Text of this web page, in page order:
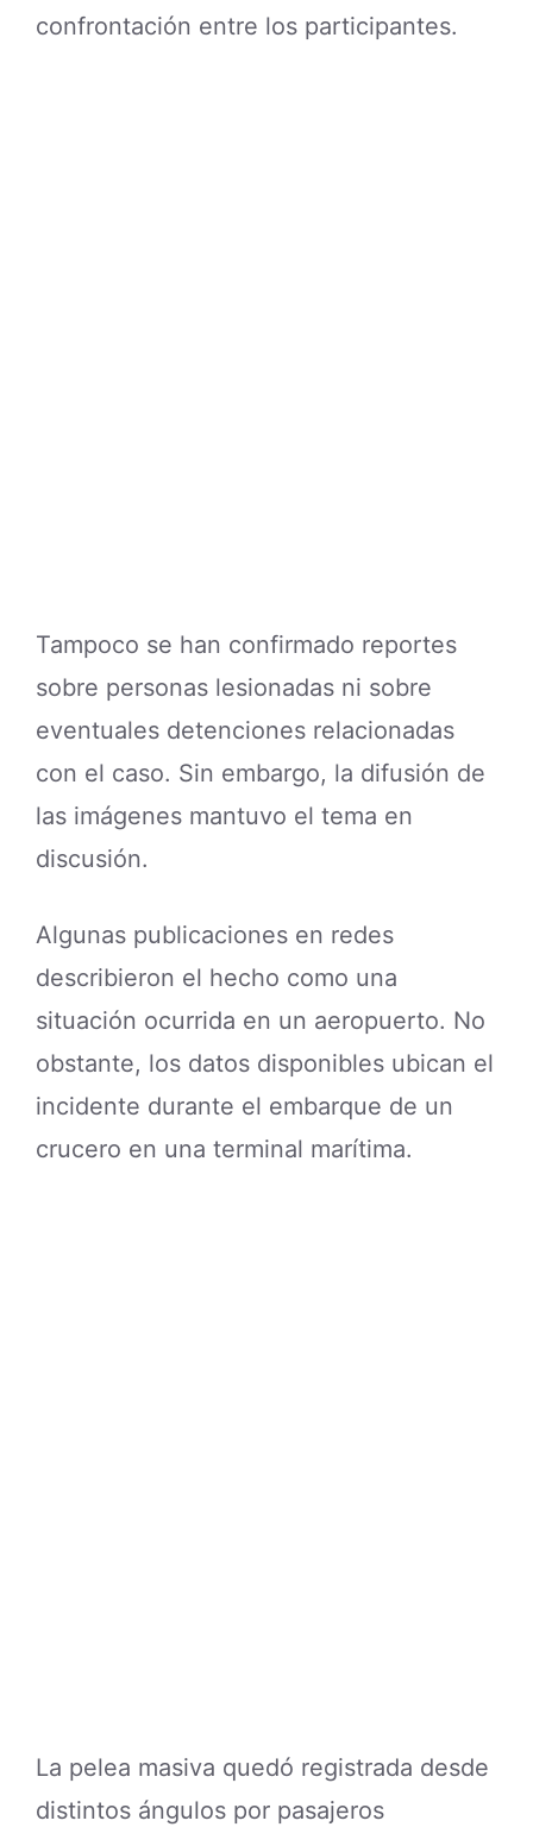
confrontación entre los participantes.
Tampoco se han confirmado reportes
sobre personas lesionadas ni sobre
eventuales detenciones relacionadas
con el caso. Sin embargo, la difusión de
las imágenes mantuvo el tema en
discusión.
Algunas publicaciones en redes
describieron el hecho como una
situación ocurrida en un aeropuerto. No
obstante, los datos disponibles ubican el
incidente durante el embarque de un
crucero en una terminal marítima.
La pelea masiva quedó registrada desde
distintos ángulos por pasajeros